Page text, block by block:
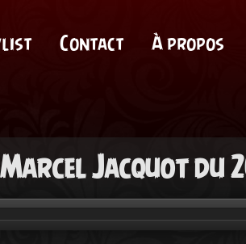
Contact À propos
Jacquot du